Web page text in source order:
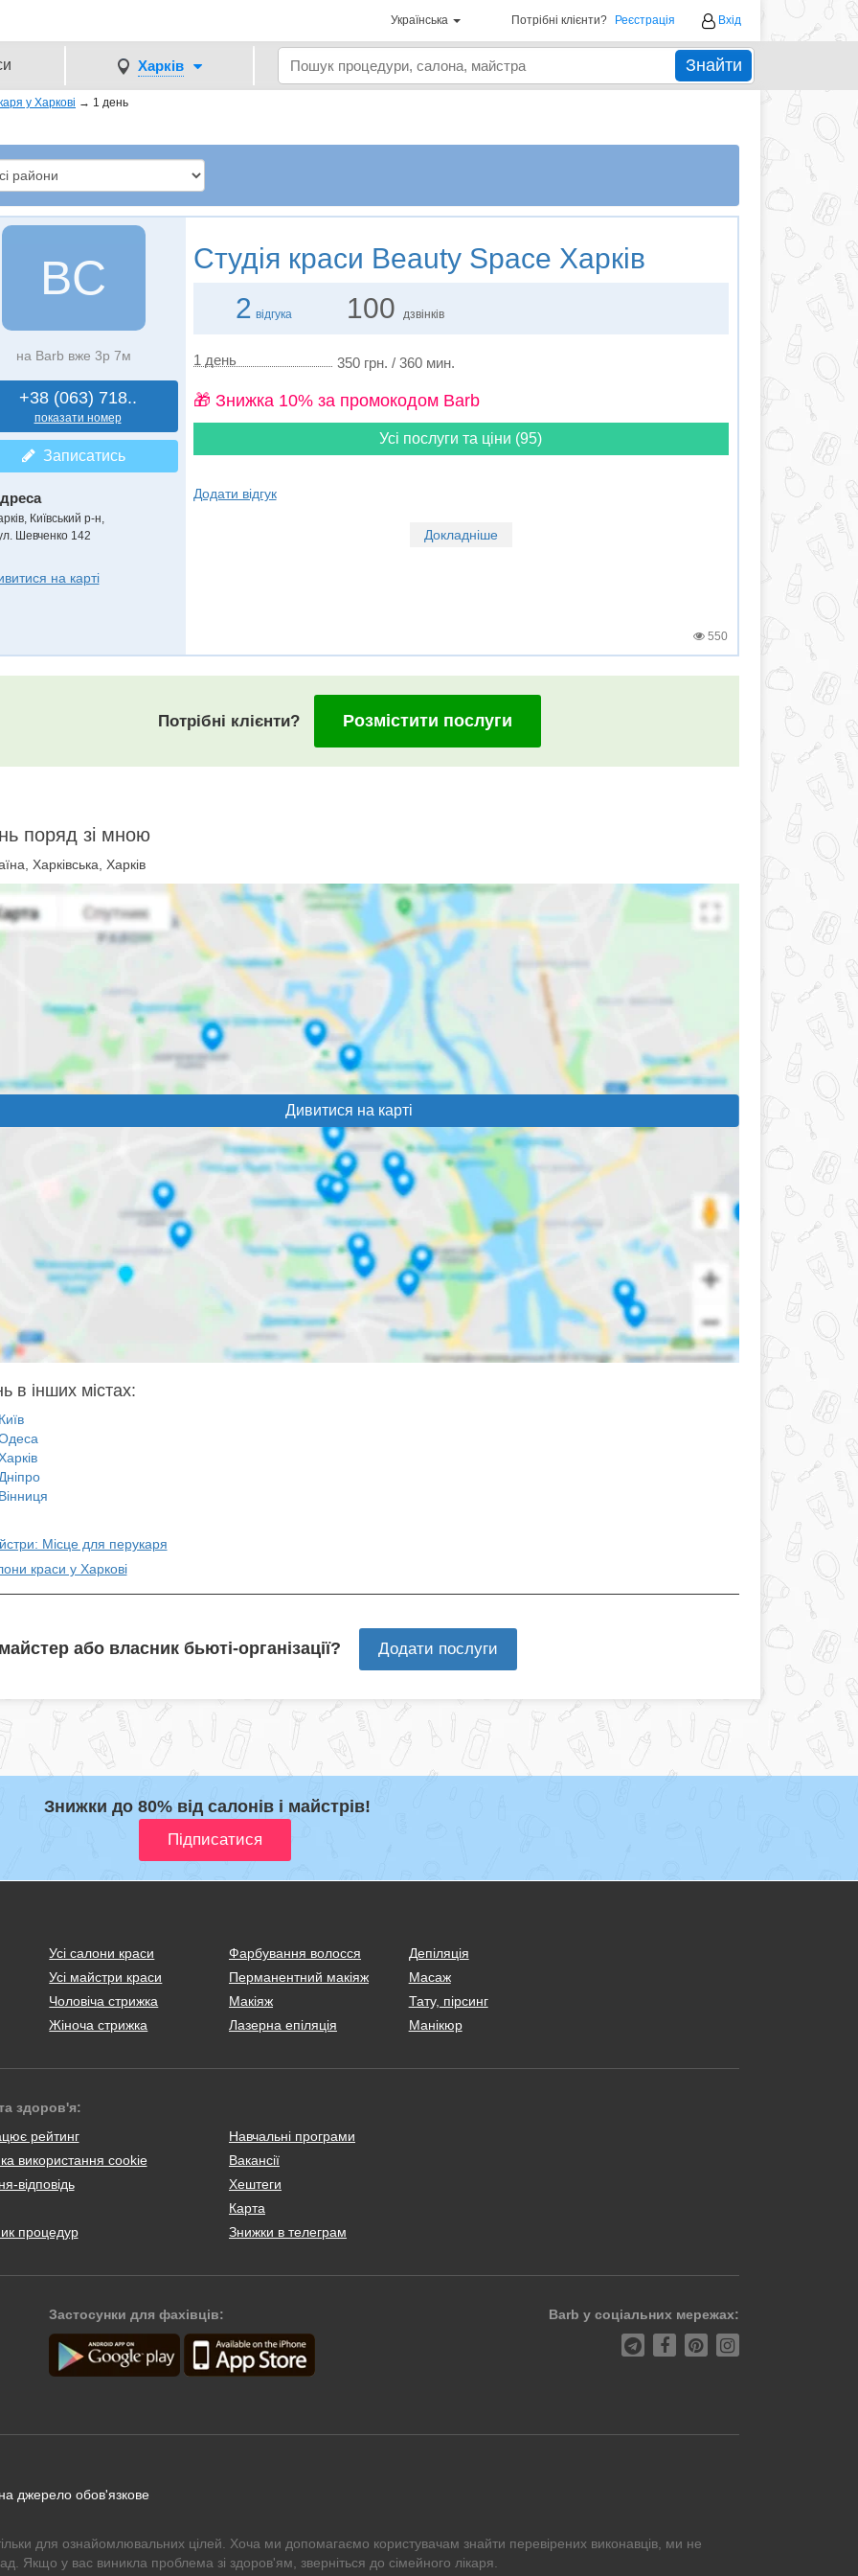
Українська Потрібні клієнти? Реєстрація Вхід
Харків Знайти
у Харкові → 1 день
BС
на Barb вже 3р 7м
+38 (063) 718..
показати номер
Записатись
Київський р-н,
Шевченко 142
на карті
Студія краси Beauty Space Харків
2 відгука 100 дзвінків
1 день 350 грн. / 360 мин.
🎁 Знижка 10% за промокодом Barb
Усі послуги та ціни (95)
Додати відгук
Докладніше
550
Потрібні клієнти? Розмістити послуги
поряд зі мною
Харківська, Харків
Дивитися на карті
в інших містах:
Місце для перукаря
краси у Харкові
або власник бьюті-організації? Додати послуги
Знижки до 80% від салонів і майстрів!
Усі салони краси
Усі майстри краси
Чоловіча стрижка
Жіноча стрижка
Фарбування волосся
Перманентний макіяж
Макіяж
Лазерна епіляція
Депіляція
Масаж
Тату, пірсинг
Манікюр
здоров'я:
рейтинг
використання cookie
відповідь
процедур
Навчальні програми
Вакансії
Хештеги
Карта
Знижки в телеграм
Застосунки для фахівців: Barb у соціальних мережах:
джерело обов'язкове
для ознайомлювальних цілей. Хоча ми допомагаємо користувачам знайти перевірених виконавців, ми не
Якщо у вас виникла проблема зі здоров'ям, зверніться до сімейного лікаря.